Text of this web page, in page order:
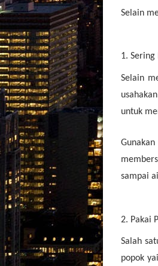
Selain
1.
Selain
untuk
sampai
2. Pakai
Salah
popok